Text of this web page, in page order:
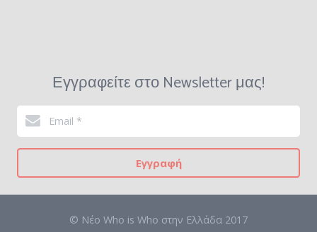
Εγγραφείτε στο Newsletter μας!
Εγγραφή
© Νέο Who is Who στην Ελλάδα 2017